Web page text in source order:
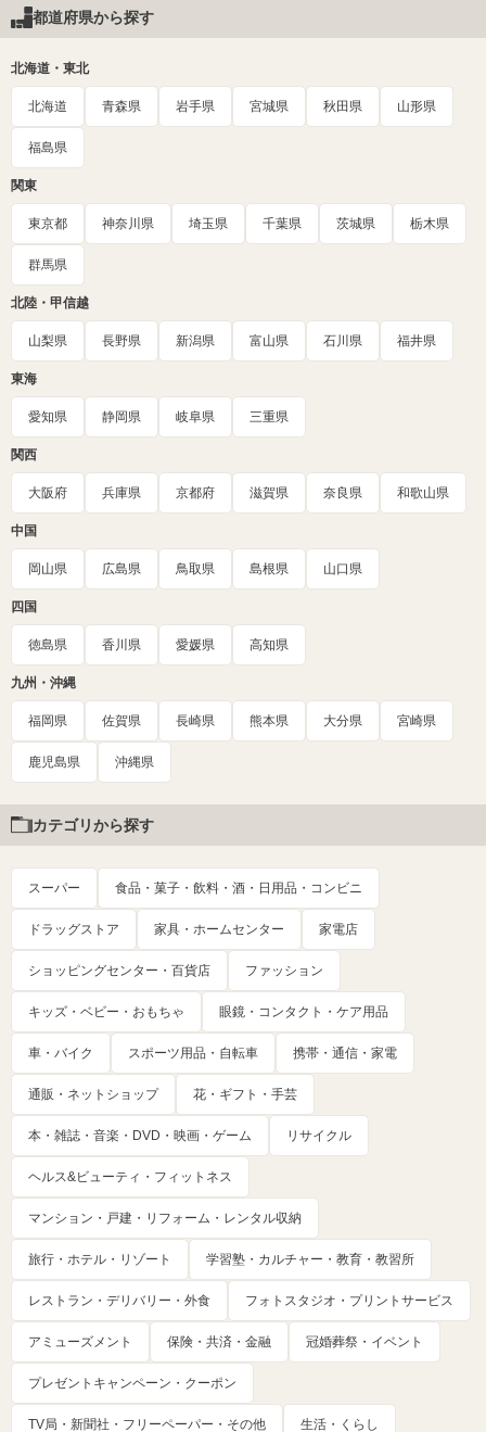
都道府県から探す
北海道・東北
北海道 青森県 岩手県 宮城県 秋田県 山形県
福島県
関東
東京都 神奈川県 埼玉県 千葉県 茨城県 栃木県
群馬県
北陸・甲信越
山梨県 長野県 新潟県 富山県 石川県 福井県
東海
愛知県 静岡県 岐阜県 三重県
関西
大阪府 兵庫県 京都府 滋賀県 奈良県 和歌山県
中国
岡山県 広島県 鳥取県 島根県 山口県
四国
徳島県 香川県 愛媛県 高知県
九州・沖縄
福岡県 佐賀県 長崎県 熊本県 大分県 宮崎県
鹿児島県 沖縄県
カテゴリから探す
スーパー 食品・菓子・飲料・酒・日用品・コンビニ
ドラッグストア 家具・ホームセンター 家電店
ショッピングセンター・百貨店 ファッション
キッズ・ベビー・おもちゃ 眼鏡・コンタクト・ケア用品
車・バイク スポーツ用品・自転車 携帯・通信・家電
通販・ネットショップ 花・ギフト・手芸
本・雑誌・音楽・DVD・映画・ゲーム リサイクル
ヘルス&ビューティ・フィットネス
マンション・戸建・リフォーム・レンタル収納
旅行・ホテル・リゾート 学習塾・カルチャー・教育・教習所
レストラン・デリバリー・外食 フォトスタジオ・プリントサービス
アミューズメント 保険・共済・金融 冠婚葬祭・イベント
プレゼントキャンペーン・クーポン
TV局・新聞社・フリーペーパー・その他 生活・くらし